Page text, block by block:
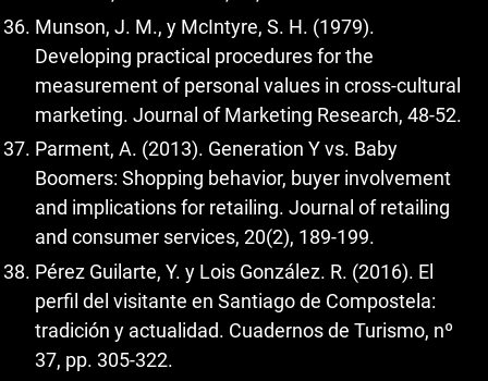
Munson, J. M., y McIntyre, S. H. (1979).
Developing practical procedures for the
measurement of personal values in cross-cultural
marketing. Journal of Marketing Research, 48-52.
Parment, A. (2013). Generation Y vs. Baby
Boomers: Shopping behavior, buyer involvement
and implications for retailing. Journal of retailing
and consumer services, 20(2), 189-199.
Pérez Guilarte, Y. y Lois González. R. (2016). El
perfil del visitante en Santiago de Compostela:
tradición y actualidad. Cuadernos de Turismo, nº
37, pp. 305-322.